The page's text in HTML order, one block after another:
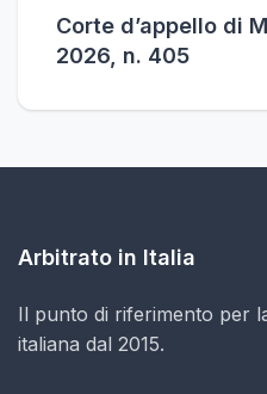
Corte d’appello di
2026, n. 405
Arbitrato in Italia
Il punto di riferimento per
italiana dal 2015.